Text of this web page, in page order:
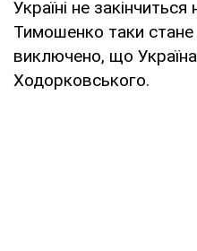
Україні не
Тимошенко таки
виключено, що
Ходорковського.